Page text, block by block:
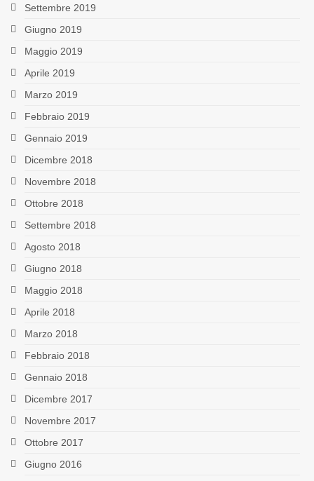
Settembre 2019
Giugno 2019
Maggio 2019
Aprile 2019
Marzo 2019
Febbraio 2019
Gennaio 2019
Dicembre 2018
Novembre 2018
Ottobre 2018
Settembre 2018
Agosto 2018
Giugno 2018
Maggio 2018
Aprile 2018
Marzo 2018
Febbraio 2018
Gennaio 2018
Dicembre 2017
Novembre 2017
Ottobre 2017
Giugno 2016